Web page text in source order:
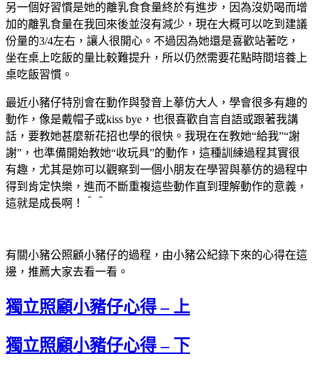
另一個好習慣是她的離乳食食量終於有進步，因為沒奶喝而增
加的離乳食量在我回來後並沒有減少，現在大概可以吃到建議
份量的3/4左右，讓人很開心。不過因為她還是喜歡站著吃，
坐在桌上吃飯的量比較難提升，所以仍然需要花點時間培養上
桌吃飯習慣。
最近小豬仔特別會在動作與發音上摹仿大人，學會很多有趣的
動作，像是戴帽子或kiss bye，也很喜歡自言自語或跟著我講
話，要教她甚麼新花招也學的很快。我現在在教她“給我”“謝
謝”，也準備開始教她“收玩具”的動作，這種訓練過程其實很
有趣，尤其是妳可以觀察到一個小朋友在學習與摹仿的過程中
得到肯定快樂，進而不斷重複這些動作直到理解動作的意義，
這就是成長啊！＾＾
有關小豬公照顧小豬仔的過程，由小豬公紀錄下來的心得在這
邊，推薦大家去看一看。
獨立照顧小豬仔心得 – 上
獨立照顧小豬仔心得 – 下